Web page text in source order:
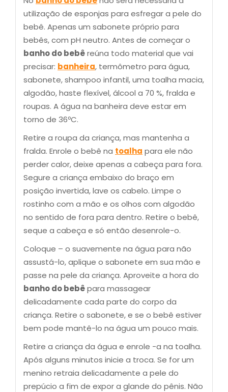
utilização de esponjas para esfregar a pele do
bebê. Apenas um sabonete próprio para
bebês, com pH neutro. Antes de começar o
banho do bebêreúna todo material que vai
precisar: banheira, termômetro para água,
sabonete, shampoo infantil, uma toalha macia,
algodão, haste flexível, álcool a 70 %, fralda e
roupas. A água na banheira deve estar em
torno de 36ºC.
Retire a roupa da criança, mas mantenha a
fralda. Enrole o bebê na toalha para ele não
perder calor, deixe apenas a cabeça para fora.
Segure a criança embaixo do braço em
posição invertida, lave os cabelo. Limpe o
rostinho com a mão e os olhos com algodão
no sentido de fora para dentro. Retire o bebê,
seque a cabeça e só então desenrole-o.
Coloque – o suavemente na água para não
assustá-lo, aplique o sabonete em sua mão e
passe na pele da criança. Aproveite a hora do
banho do bebêpara massagear
delicadamente cada parte do corpo da
criança. Retire o sabonete, e se o bebê estiver
bem pode mantê-lo na água um pouco mais.
Retire a criança da água e enrole -a na toalha.
Após alguns minutos inicie a troca. Se for um
menino retraia delicadamente a pele do
prepúcio a fim de expor a glande do pênis. Não